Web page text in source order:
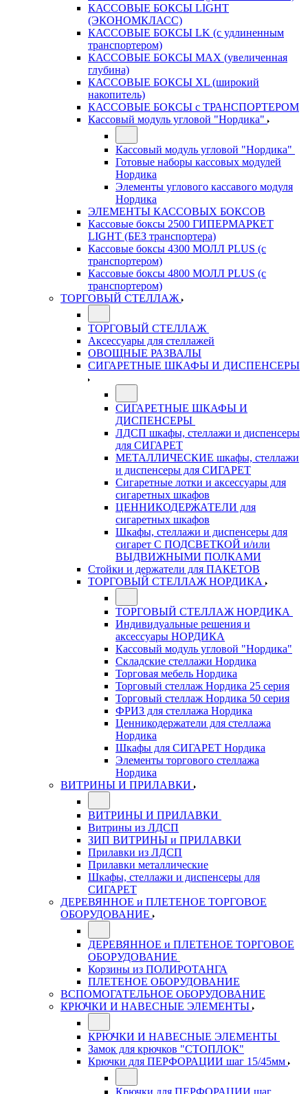
КАССОВЫЕ БОКСЫ LIGHT
(ЭКОНОМКЛАСС)
КАССОВЫЕ БОКСЫ LK (с удлиненным
транспортером)
КАССОВЫЕ БОКСЫ MAX (увеличенная
глубина)
КАССОВЫЕ БОКСЫ XL (широкий
накопитель)
КАССОВЫЕ БОКСЫ с ТРАНСПОРТЕРОМ
Кассовый модуль угловой "Нордика"
Кассовый модуль угловой "Нордика"
Готовые наборы кассовых модулей
Нордика
Элементы углового кассавого модуля
Нордика
ЭЛЕМЕНТЫ КАССОВЫХ БОКСОВ
Кассовые боксы 2500 ГИПЕРМАРКЕТ
LIGHT (БЕЗ транспортера)
Кассовые боксы 4300 МОЛЛ PLUS (с
транспортером)
Кассовые боксы 4800 МОЛЛ PLUS (с
транспортером)
ТОРГОВЫЙ СТЕЛЛАЖ
ТОРГОВЫЙ СТЕЛЛАЖ
Аксессуары для стеллажей
ОВОЩНЫЕ РАЗВАЛЫ
СИГАРЕТНЫЕ ШКАФЫ И ДИСПЕНСЕРЫ
СИГАРЕТНЫЕ ШКАФЫ И
ДИСПЕНСЕРЫ
ЛДСП шкафы, стеллажи и диспенсеры
для СИГАРЕТ
МЕТАЛЛИЧЕСКИЕ шкафы, стеллажи
и диспенсеры для СИГАРЕТ
Сигаретные лотки и аксессуары для
сигаретных шкафов
ЦЕННИКОДЕРЖАТЕЛИ для
сигаретных шкафов
Шкафы, стеллажи и диспенсеры для
сигарет С ПОДСВЕТКОЙ и/или
ВЫДВИЖНЫМИ ПОЛКАМИ
Стойки и держатели для ПАКЕТОВ
ТОРГОВЫЙ СТЕЛЛАЖ НОРДИКА
ТОРГОВЫЙ СТЕЛЛАЖ НОРДИКА
Индивидуальные решения и
аксессуары НОРДИКА
Кассовый модуль угловой "Нордика"
Складские стеллажи Нордика
Торговая мебель Нордика
Торговый стеллаж Нордика 25 серия
Торговый стеллаж Нордика 50 серия
ФРИЗ для стеллажа Нордика
Ценникодержатели для стеллажа
Нордика
Шкафы для СИГАРЕТ Нордика
Элементы торгового стеллажа
Нордика
ВИТРИНЫ И ПРИЛАВКИ
ВИТРИНЫ И ПРИЛАВКИ
Витрины из ЛДСП
ЗИП ВИТРИНЫ и ПРИЛАВКИ
Прилавки из ЛДСП
Прилавки металлические
Шкафы, стеллажи и диспенсеры для
СИГАРЕТ
ДЕРЕВЯННОЕ и ПЛЕТЕНОЕ ТОРГОВОЕ
ОБОРУДОВАНИЕ
ДЕРЕВЯННОЕ и ПЛЕТЕНОЕ ТОРГОВОЕ
ОБОРУДОВАНИЕ
Корзины из ПОЛИРОТАНГА
ПЛЕТЕНОЕ ОБОРУДОВАНИЕ
ВСПОМОГАТЕЛЬНОЕ ОБОРУДОВАНИЕ
КРЮЧКИ И НАВЕСНЫЕ ЭЛЕМЕНТЫ
КРЮЧКИ И НАВЕСНЫЕ ЭЛЕМЕНТЫ
Замок для крючков "СТОПЛОК"
Крючки для ПЕРФОРАЦИИ шаг 15/45мм
Крючки для ПЕРФОРАЦИИ шаг